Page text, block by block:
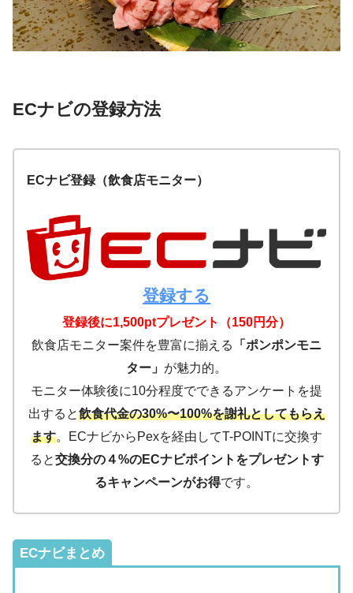
ECナビの登録方法
ECナビ登録（飲食店モニター）
登録する
登録後に1,500ptプレゼント（150円分）
飲食店モニター案件を豊富に揃える
「ポンポンモニ
ター」 が魅力的。
モニター体験後に10分程度でできるアンケートを提
出すると飲食代金の30%〜100%を謝礼としてもらえ
ます。ECナビからPexを経由してT-POINTに交換す
ると交換分の４%のECナビポイントをプレゼントす
るキャンペーンがお得です。
ECナビまとめ